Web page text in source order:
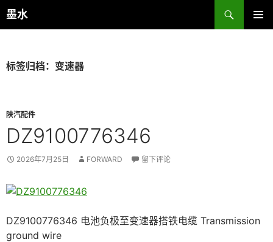
跳
至
墨水
搜
索
标签归档：变速器
陕汽配件
DZ9100776346
2026年7月25日 FORWARD 留下评论
DZ9100776346 电池负极至变速器搭铁电缆 Transmission
ground wire